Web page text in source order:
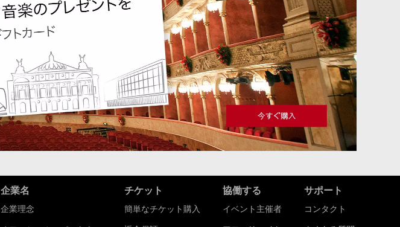
企業名
企業理念
チケット
簡単なチケット購入
協働する
イベント主催者
サポート
コンタクト